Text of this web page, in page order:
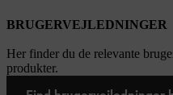
BRUGERVEJLEDNINGER
Her finder du de relevante
produkter.